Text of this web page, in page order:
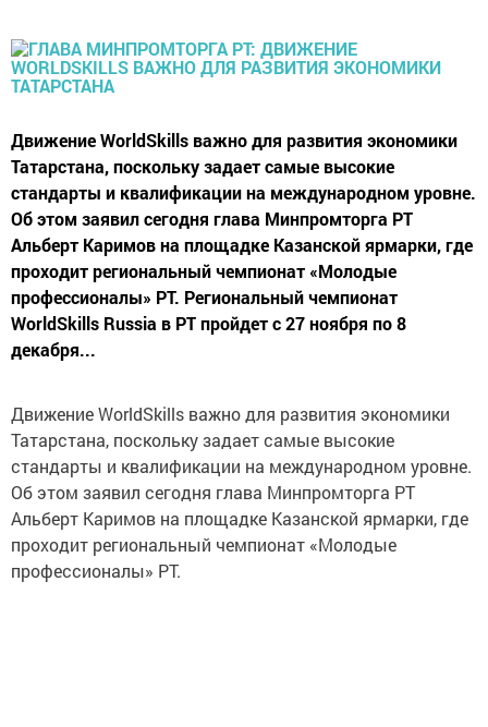
Движение WorldSkills важно для развития экономики
Татарстана, поскольку задает самые высокие
стандарты и квалификации на международном уровне.
Об этом заявил сегодня глава Минпромторга РТ
Альберт Каримов на площадке Казанской ярмарки, где
проходит региональный чемпионат «Молодые
профессионалы» РТ. Региональный чемпионат
WorldSkills Russia в РТ пройдет с 27 ноября по 8
декабря...
Движение WorldSkills важно для развития экономики
Татарстана, поскольку задает самые высокие
стандарты и квалификации на международном уровне.
Об этом заявил сегодня глава Минпромторга РТ
Альберт Каримов на площадке Казанской ярмарки, где
проходит региональный чемпионат «Молодые
профессионалы» РТ.